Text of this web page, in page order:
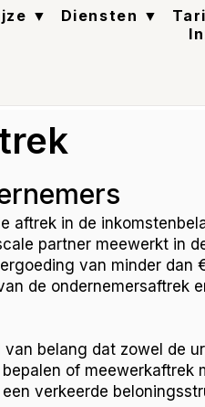
▼ Diensten ▼
aftrek in de
partner meewerkt in
van minder dan
de ondernemersaftrek
belang dat zowel de
of meewerkaftrek
verkeerde